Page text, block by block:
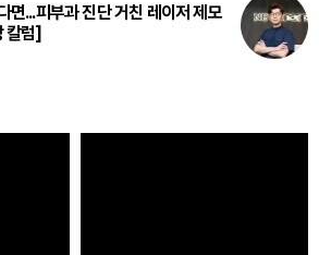
면...피부과 진단 거친 레이저 제모
칼럼]